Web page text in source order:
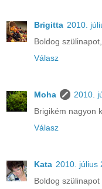
Brigitta 2010.
Boldog
Válasz
Moha
2010.
Brigikém nagyon
Válasz
Kata 2010. július
Boldog